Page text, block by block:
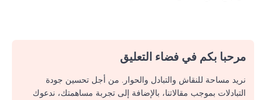
مرحبا بكم في فضاء التعليق
نريد مساحة للنقاش والتبادل والحوار. من أجل تحسين جودة
التبادلات بموجب مقالاتنا، بالإضافة إلى تجربة مساهمتك، ندعوك